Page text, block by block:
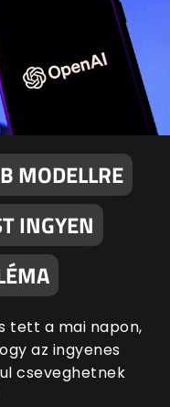
MODELLRE
INGYEN
tett a mai napon,
az ingyenes
cseveghetnek